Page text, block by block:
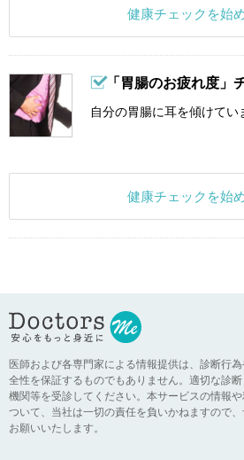
健康チェックを始
「胃腸のお疲れ度」
自分の胃腸に耳を傾けてい
健康チェックを始
医師および各専門家による情報提供は、診断行
全性を保証するものでもありません。適切な診
機関等を受診してください。本サービスの情報
ついて、当社は一切の責任を負いかねますので
お願いいたします。